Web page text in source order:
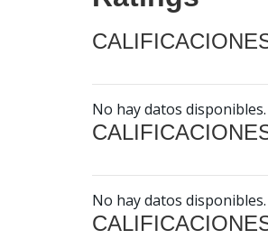
No hay datos disponibles.
No hay datos disponibles.